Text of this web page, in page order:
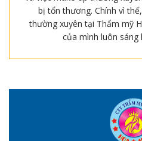
bị tổn thương. Chính vì
thường xuyên tại Thẩm mỹ
của mình luôn sáng